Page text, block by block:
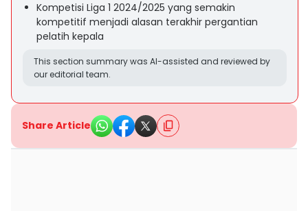
Kompetisi Liga 1 2024/2025 yang semakin
kompetitif menjadi alasan terakhir pergantian
pelatih kepala
This section summary was AI-assisted and reviewed by
our editorial team.
Share Article